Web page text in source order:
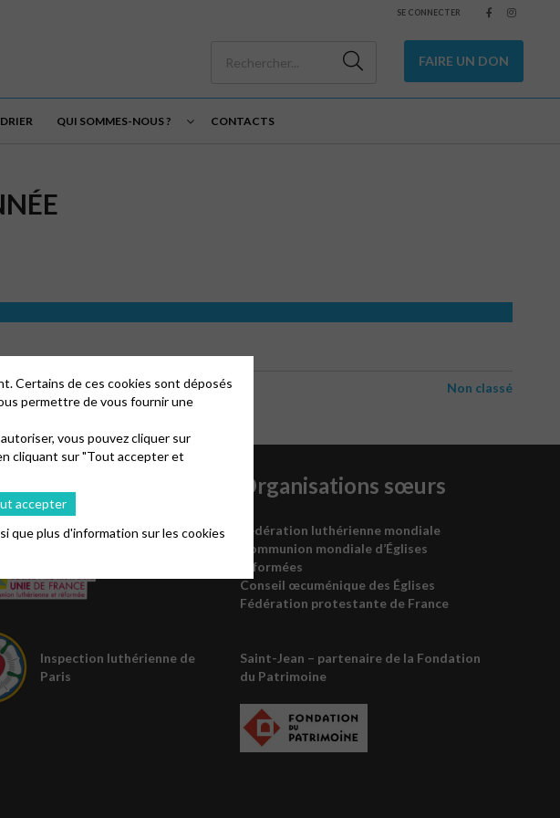
SE CONNECTER
FAIRE UN DON
QUI SOMMES-NOUS ? CONTACTS
Non classé
protestante unie
Inspection luthérienne de
Paris
Organisations sœurs
Fédération luthérienne mondiale
Communion mondiale d’Églises
réformées
Conseil œcuménique des Églises
Fédération protestante de France
Saint-Jean – partenaire de la Fondation
du Patrimoine
Certains de ces cookies sont déposés
permettre de vous fournir une
vous pouvez cliquer sur
cliquant sur "Tout accepter et
accepter
que plus d'information sur les cookies